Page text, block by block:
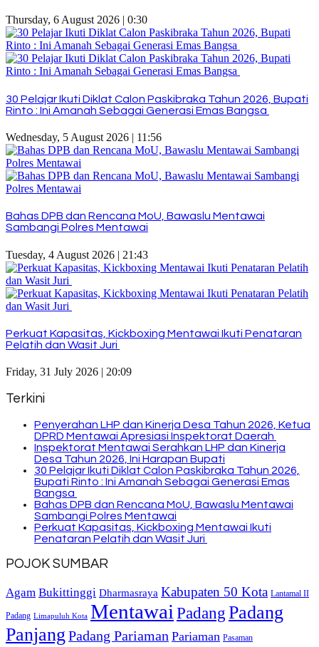
Thursday, 6 August 2026 | 0:30
30 Pelajar Ikuti Diklat Calon Paskibraka Tahun 2026, Bupati
Rinto : Ini Amanah Sebagai Generasi Emas Bangsa
Wednesday, 5 August 2026 | 11:56
Bahas DPB dan Rencana MoU, Bawaslu Mentawai
Sambangi Polres Mentawai
Tuesday, 4 August 2026 | 21:43
Perkuat Kapasitas, Kickboxing Mentawai Ikuti Penataran
Pelatih dan Wasit Juri
Friday, 31 July 2026 | 20:09
Terkini
Penyerahan LHP dan Kinerja Desa Tahun 2026, Ketua
DPRD Mentawai Apresiasi Inspektorat Daerah
Inspektorat Mentawai Serahkan LHP dan Kinerja
Desa Tahun 2026, Ini Harapan Bupati
30 Pelajar Ikuti Diklat Calon Paskibraka Tahun 2026,
Bupati Rinto : Ini Amanah Sebagai Generasi Emas
Bangsa
Bahas DPB dan Rencana MoU, Bawaslu Mentawai
Sambangi Polres Mentawai
Perkuat Kapasitas, Kickboxing Mentawai Ikuti
Penataran Pelatih dan Wasit Juri
POJOK SUMBAR
Agam Bukittinggi Dharmasraya Kabupaten 50 Kota Lantamal II
Padang Limapuluh Kota Mentawai PadangPadang
Panjang Padang Pariaman Pariaman Pasaman